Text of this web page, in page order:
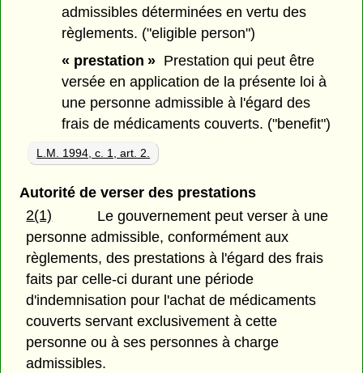
admissibles déterminées en vertu des
règlements. ("eligible person")
« prestation » Prestation qui peut être
versée en application de la présente loi à
une personne admissible à l'égard des
frais de médicaments couverts. ("benefit")
L.M. 1994, c. 1, art. 2.
Autorité de verser des prestations
2(1)
Le gouvernement peut verser à une
personne admissible, conformément aux
règlements, des prestations à l'égard des frais
faits par celle-ci durant une période
d'indemnisation pour l'achat de médicaments
couverts servant exclusivement à cette
personne ou à ses personnes à charge
admissibles.